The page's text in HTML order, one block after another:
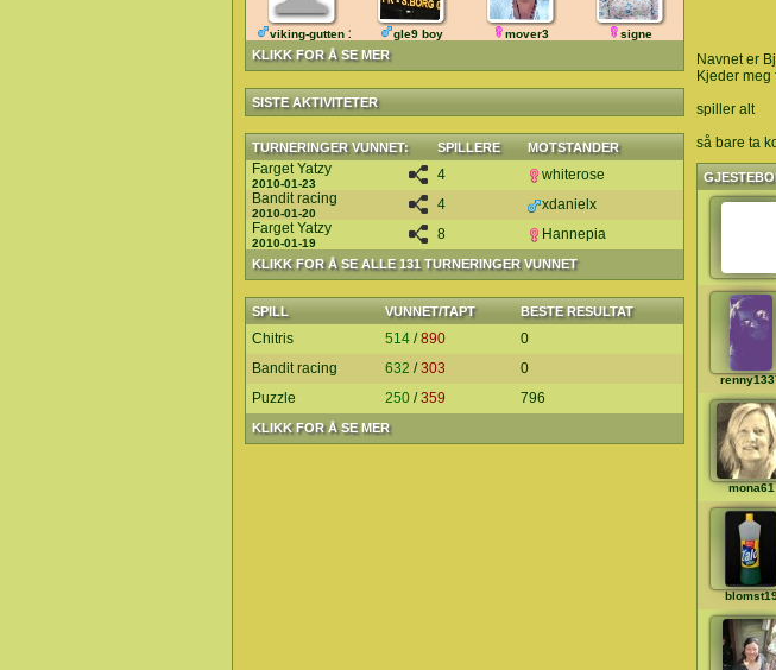
KLIKK FOR Å SE MER
viking-gutten 11 gle9 boy mover3 signe
SISTE AKTIVITETER
TURNERINGER VUNNET: SPILLERE MOTSTANDER
KLIKK FOR Å SE ALLE 131 TURNERINGER VUNNET
Farget Yatzy
2010-01-23
4
whiterose
Bandit racing
2010-01-20
4
xdanielx
Farget Yatzy
2010-01-19
8 Hannepia
SPILL VUNNET/TAPT BESTE RESULTAT
KLIKK FOR Å SE MER
Chitris 514 /890
0
Bandit racing
632 /303
0
Puzzle
250 /359 796
Navnet er
Kjeder meg
spiller alt
så bare ta
mona61